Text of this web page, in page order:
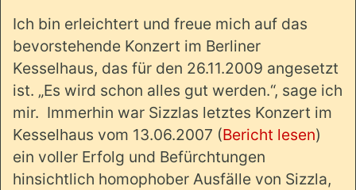
Ich bin erleichtert und freue mich auf das
bevorstehende Konzert im Berliner
Kesselhaus, das für den 26.11.2009 angesetzt
ist. „Es wird schon alles gut werden.“, sage ich
mir. Immerhin war Sizzlas letztes Konzert im
Kesselhaus vom 13.06.2007 (Bericht lesen)
ein voller Erfolg und Befürchtungen
hinsichtlich homophober Ausfälle von Sizzla,